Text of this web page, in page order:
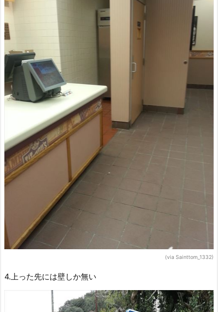
(via Sainttom_1332)
4.上った先には壁しか無い